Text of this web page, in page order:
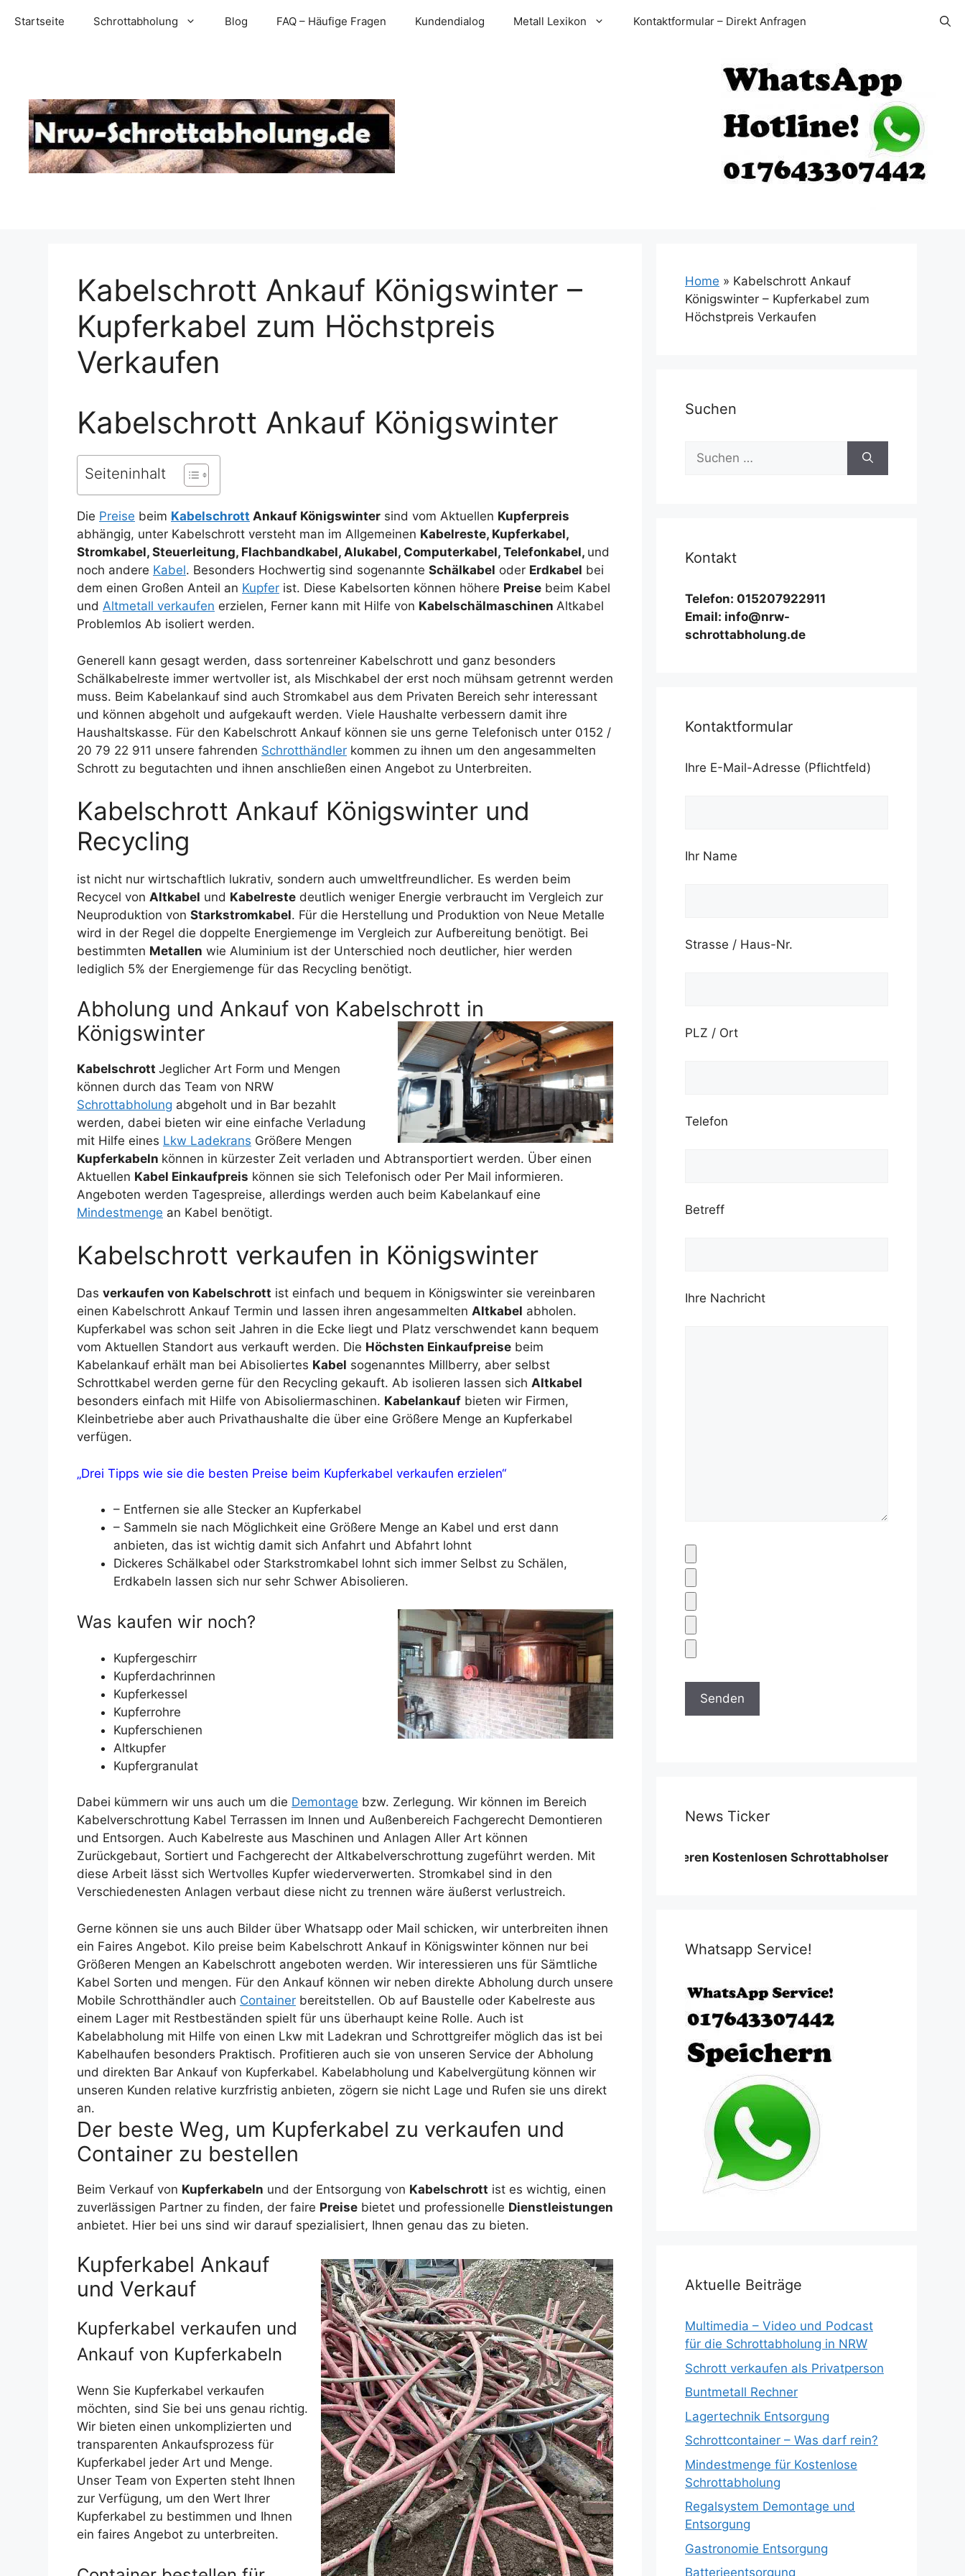
InhaltStartseite Schrottabholung Blog FAQ – Häufige Fragen Kundendialog Metall Lexikon Kontaktformular – Direkt Anfragen
Kabelschrott Ankauf Königswinter –
Kupferkabel zum Höchstpreis
Verkaufen
Kabelschrott Ankauf Königswinter
Seiteninhalt
Die Preise beim Kabelschrott Ankauf Königswinter sind vom Aktuellen Kupferpreis
abhängig, unter Kabelschrott versteht man im Allgemeinen Kabelreste, Kupferkabel,
Stromkabel, Steuerleitung, Flachbandkabel, Alukabel, Computerkabel, Telefonkabel, und
noch andere Kabel. Besonders Hochwertig sind sogenannte Schälkabel oder Erdkabel bei
dem einen Großen Anteil an Kupfer ist. Diese Kabelsorten können höhere Preise beim Kabel
und Altmetall verkaufen erzielen, Ferner kann mit Hilfe von Kabelschälmaschinen Altkabel
Problemlos Ab isoliert werden.
Generell kann gesagt werden, dass sortenreiner Kabelschrott und ganz besonders
Schälkabelreste immer wertvoller ist, als Mischkabel der erst noch mühsam getrennt werden
muss. Beim Kabelankauf sind auch Stromkabel aus dem Privaten Bereich sehr interessant
und können abgeholt und aufgekauft werden. Viele Haushalte verbessern damit ihre
Haushaltskasse. Für den Kabelschrott Ankauf können sie uns gerne Telefonisch unter 0152 /
20 79 22 911 unsere fahrenden Schrotthändler kommen zu ihnen um den angesammelten
Schrott zu begutachten und ihnen anschließen einen Angebot zu Unterbreiten.
Kabelschrott Ankauf Königswinter und
Recycling
ist nicht nur wirtschaftlich lukrativ, sondern auch umweltfreundlicher. Es werden beim
Recycel von Altkabel und Kabelreste deutlich weniger Energie verbraucht im Vergleich zur
Neuproduktion von Starkstromkabel. Für die Herstellung und Produktion von Neue Metalle
wird in der Regel die doppelte Energiemenge im Vergleich zur Aufbereitung benötigt. Bei
bestimmten Metallen wie Aluminium ist der Unterschied noch deutlicher, hier werden
lediglich 5% der Energiemenge für das Recycling benötigt.
Abholung und Ankauf von Kabelschrott in
Königswinter
Kabelschrott Jeglicher Art Form und Mengen
können durch das Team von NRW
Schrottabholung abgeholt und in Bar bezahlt
werden, dabei bieten wir eine einfache Verladung
mit Hilfe eines Lkw Ladekrans Größere Mengen
Kupferkabeln können in kürzester Zeit verladen und Abtransportiert werden. Über einen
Aktuellen Kabel Einkaufpreis können sie sich Telefonisch oder Per Mail informieren.
Angeboten werden Tagespreise, allerdings werden auch beim Kabelankauf eine
Mindestmenge an Kabel benötigt.
Kabelschrott verkaufen in Königswinter
Das verkaufen von Kabelschrott ist einfach und bequem in Königswinter sie vereinbaren
einen Kabelschrott Ankauf Termin und lassen ihren angesammelten Altkabel abholen.
Kupferkabel was schon seit Jahren in die Ecke liegt und Platz verschwendet kann bequem
vom Aktuellen Standort aus verkauft werden. Die Höchsten Einkaufpreise beim
Kabelankauf erhält man bei Abisoliertes Kabel sogenanntes Millberry, aber selbst
Schrottkabel werden gerne für den Recycling gekauft. Ab isolieren lassen sich Altkabel
besonders einfach mit Hilfe von Abisoliermaschinen. Kabelankauf bieten wir Firmen,
Kleinbetriebe aber auch Privathaushalte die über eine Größere Menge an Kupferkabel
verfügen.
„Drei Tipps wie sie die besten Preise beim Kupferkabel verkaufen erzielen“
– Entfernen sie alle Stecker an Kupferkabel
– Sammeln sie nach Möglichkeit eine Größere Menge an Kabel und erst dann
anbieten, das ist wichtig damit sich Anfahrt und Abfahrt lohnt
Dickeres Schälkabel oder Starkstromkabel lohnt sich immer Selbst zu Schälen,
Erdkabeln lassen sich nur sehr Schwer Abisolieren.
Was kaufen wir noch?
Kupfergeschirr
Kupferdachrinnen
Kupferkessel
Kupferrohre
Kupferschienen
Altkupfer
Kupfergranulat
Dabei kümmern wir uns auch um die Demontage bzw. Zerlegung. Wir können im Bereich
Kabelverschrottung Kabel Terrassen im Innen und Außenbereich Fachgerecht Demontieren
und Entsorgen. Auch Kabelreste aus Maschinen und Anlagen Aller Art können
Zurückgebaut, Sortiert und Fachgerecht der Altkabelverschrottung zugeführt werden. Mit
diese Arbeit lässt sich Wertvolles Kupfer wiederverwerten. Stromkabel sind in den
Verschiedenesten Anlagen verbaut diese nicht zu trennen wäre äußerst verlustreich.
Gerne können sie uns auch Bilder über Whatsapp oder Mail schicken, wir unterbreiten ihnen
ein Faires Angebot. Kilo preise beim Kabelschrott Ankauf in Königswinter können nur bei
Größeren Mengen an Kabelschrott angeboten werden. Wir interessieren uns für Sämtliche
Kabel Sorten und mengen. Für den Ankauf können wir neben direkte Abholung durch unsere
Mobile Schrotthändler auch Container bereitstellen. Ob auf Baustelle oder Kabelreste aus
einem Lager mit Restbeständen spielt für uns überhaupt keine Rolle. Auch ist
Kabelabholung mit Hilfe von einen Lkw mit Ladekran und Schrottgreifer möglich das ist bei
Kabelhaufen besonders Praktisch. Profitieren auch sie von unseren Service der Abholung
und direkten Bar Ankauf von Kupferkabel. Kabelabholung und Kabelvergütung können wir
unseren Kunden relative kurzfristig anbieten, zögern sie nicht Lage und Rufen sie uns direkt
an.
Der beste Weg, um Kupferkabel zu verkaufen und
Container zu bestellen
Beim Verkauf von Kupferkabeln und der Entsorgung von Kabelschrott ist es wichtig, einen
zuverlässigen Partner zu finden, der faire Preise bietet und professionelle Dienstleistungen
anbietet. Hier bei uns sind wir darauf spezialisiert, Ihnen genau das zu bieten.
Kupferkabel Ankauf
und Verkauf
Kupferkabel verkaufen und
Ankauf von Kupferkabeln
Wenn Sie Kupferkabel verkaufen
möchten, sind Sie bei uns genau richtig.
Wir bieten einen unkomplizierten und
transparenten Ankaufsprozess für
Kupferkabel jeder Art und Menge.
Unser Team von Experten steht Ihnen
zur Verfügung, um den Wert Ihrer
Kupferkabel zu bestimmen und Ihnen
ein faires Angebot zu unterbreiten.
Home » Kabelschrott Ankauf
Königswinter – Kupferkabel zum
Höchstpreis Verkaufen
Suchen
Suchen
nach:
Kontakt
Telefon: 015207922911
Email: info@nrw-
schrottabholung.de
Kontaktformular
Ihre E-Mail-Adresse (Pflichtfeld)
Ihr Name
Strasse / Haus-Nr.
PLZ / Ort
Telefon
Betreff
Ihre Nachricht
News Ticker
Für unseren Kostenlosen Schrottabholservice
Whatsapp Service!
Aktuelle Beiträge
Multimedia – Video und Podcast
für die Schrottabholung in NRW
Schrott verkaufen als Privatperson
Buntmetall Rechner
Lagertechnik Entsorgung
Schrottcontainer – Was darf rein?
Mindestmenge für Kostenlose
Schrottabholung
Regalsystem Demontage und
Entsorgung
Gastronomie Entsorgung
Batterieentsorgung